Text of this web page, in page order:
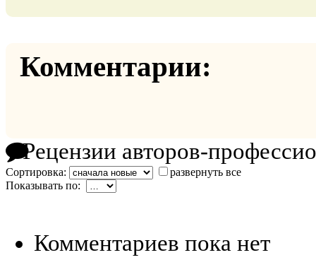
Комментарии:
Рецензии авторов-
Сортировка:
развернуть все
Показывать по:
Комментариев пока нет